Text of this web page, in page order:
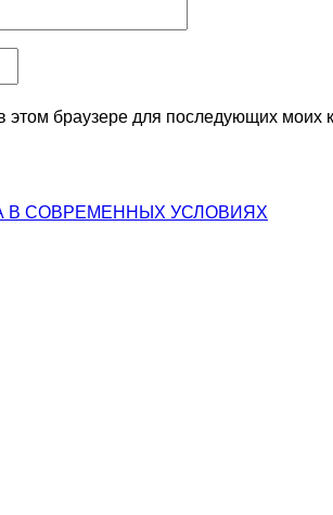
этом браузере для последующих моих
В СОВРЕМЕННЫХ УСЛОВИЯХ